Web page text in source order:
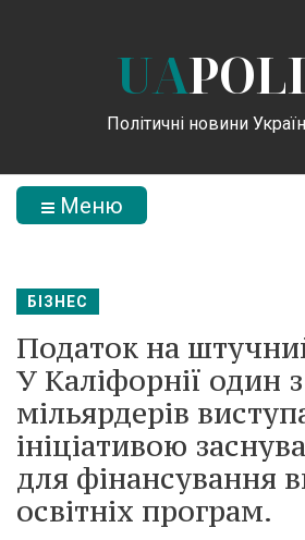
UA
Політичні новини
Меню
БІЗНЕС
Податок на
У Каліфорнії один з
мільярдерів
ініціативою
для фінансування
освітніх програм.